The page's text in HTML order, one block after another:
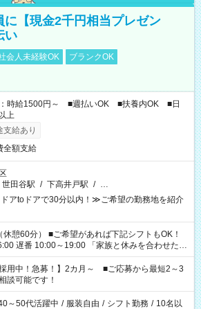
に【現金2千円相当プレゼン
い
会人未経験OK
ブランクOK
：時給1500円～ ■週払いOK ■扶養内OK ■日
上
支給あり
全額支給
世田谷駅 / 下高井戸駅 / …
アtoドアで30分以内！≫ご希望の勤務地を紹介
あれば下記シフトもOK！
～19:00 「家族と休みを合わせた
って夕飯の準備がしたい」 「できれば残業はし
ご希望を教えてくださいね。 ※Wワーク希望
お仕事で希望する勤務時間と、もう1つのお仕事
計で週40時間を超える場合は応募できません。
採用中！急募！】2カ月～ ■ご応募から最短2～3
談可能です！
～50代活躍中 / 服装自由 / シフト勤務 / 10名以